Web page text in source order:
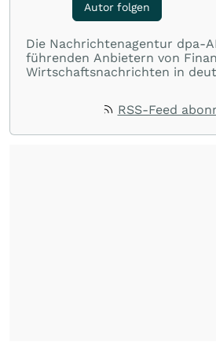
Autor folgen
Die Nachrichtenagentur dpa-
führenden Anbietern von
Wirtschaftsnachrichten in
englischer Sprache. Gestützt
dpa-AFX unabhängig,
RSS-Feed